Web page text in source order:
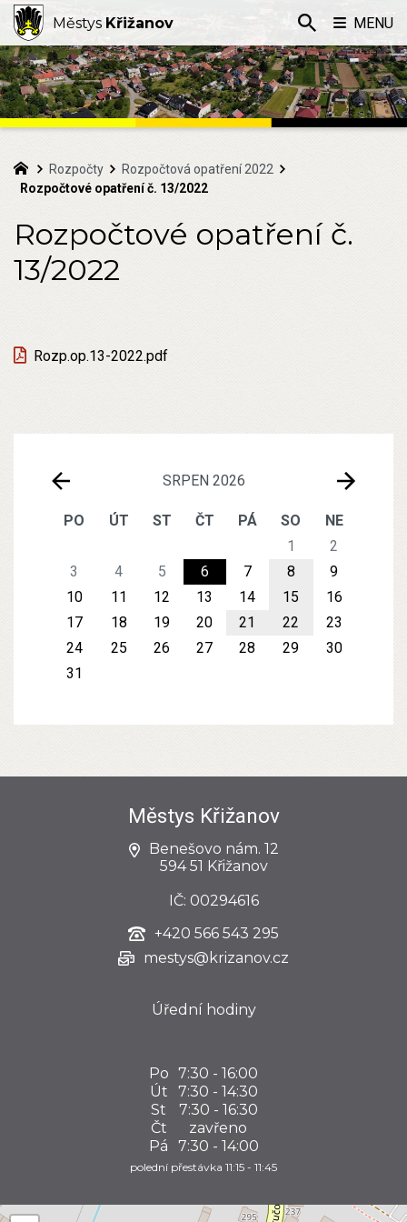
SRPEN 2026
PO ÚT ST ČT PÁ SO
NE
1
2
3
4 5 6 7 8
9
10
11 12 13 14 15
16
17
18 19 20 21 22
23
24
25 26 27 28 29
30
31
Rozpočty
Rozpočtová opatření 2022
Rozpočtové opatření č. 13/2022
Rozpočtové opatření č.
13/2022
Rozp.op.13-2022.pdf
Městys Křižanov
Benešovo nám. 12
594 51 Křižanov
IČ: 00294616
+420 566 543 295
mestys@krizanov.cz
Úřední hodiny
Po 7:30 - 16:00
Út
7:30 - 14:30
St
7:30 - 16:30
Čt
zavřeno
Pá
7:30 - 14:00
polední přestávka 11:15 - 11:45
Městys Křižanov MENU